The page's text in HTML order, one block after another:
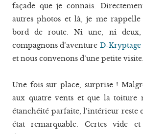
façade que je connais.
autres photos et là, je me rappelle
bord de route. Ni une, ni deux,
compagnons d’aventure D-
et nous convenons d’une petite visite.
Une fois sur place, surprise !
aux quatre vents et que la toiture
étanchéité parfaite, l’intérieur reste
état remarquable. Certes vide